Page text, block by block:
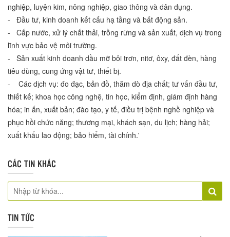
nghiệp, luyện kim, nông nghiệp, giao thông và dân dụng.
- Đầu tư, kinh doanh kết cấu hạ tầng và bất động sản.
- Cấp nước, xử lý chất thải, trồng rừng và sản xuất, dịch vụ trong
lĩnh vực bảo vệ môi trường.
- Sản xuất kinh doanh dầu mỡ bôi trơn, nitơ, ôxy, đất đèn, hàng
tiêu dùng, cung ứng vật tư, thiết bị.
- Các dịch vụ: đo đạc, bản đồ, thăm dò địa chất; tư vấn đầu tư,
thiết kế; khoa học công nghệ, tin học, kiểm định, giám định hàng
hóa; in ấn, xuất bản; đào tạo, y tế, điều trị bệnh nghề nghiệp và
phục hồi chức năng; thương mại, khách sạn, du lịch; hàng hải;
xuất khẩu lao động; bảo hiểm, tài chính.'
CÁC TIN KHÁC
TIN TỨC